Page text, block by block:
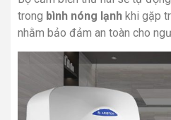
trong bình nóng lạnh khi gặp
nhằm bảo đảm an toàn cho